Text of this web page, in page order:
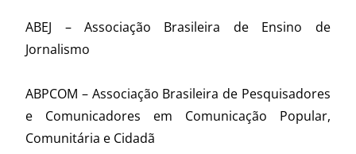
ABEJ – Associação Brasileira de Ensino de
Jornalismo
ABPCOM – Associação Brasileira de Pesquisadores
e Comunicadores em Comunicação Popular,
Comunitária e Cidadã